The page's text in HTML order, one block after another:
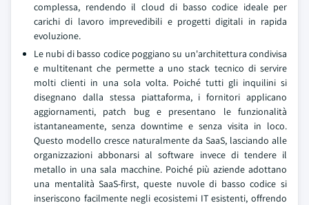
complessa, rendendo il cloud di basso codice ideale per
carichi di lavoro imprevedibili e progetti digitali in rapida
evoluzione.
Le nubi di basso codice poggiano su un'architettura condivisa
e multitenant che permette a uno stack tecnico di servire
molti clienti in una sola volta. Poiché tutti gli inquilini si
disegnano dalla stessa piattaforma, i fornitori applicano
aggiornamenti, patch bug e presentano le funzionalità
istantaneamente, senza downtime e senza visita in loco.
Questo modello cresce naturalmente da SaaS, lasciando alle
organizzazioni abbonarsi al software invece di tendere il
metallo in una sala macchine. Poiché più aziende adottano
una mentalità SaaS-first, queste nuvole di basso codice si
inseriscono facilmente negli ecosistemi IT esistenti, offrendo